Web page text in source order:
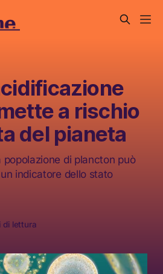
a rischio
del pianeta
popolazione di plancton può
indicatore dello stato
lettura